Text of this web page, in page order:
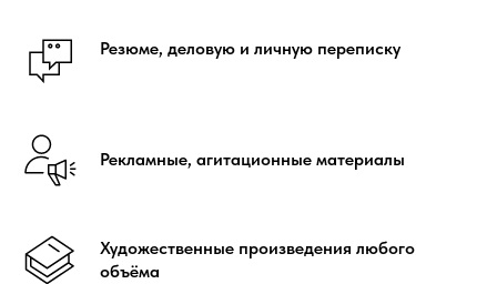
Резюме, деловую и личную переписку
Рекламные, агитационные материалы
Художественные произведения любого
объёма